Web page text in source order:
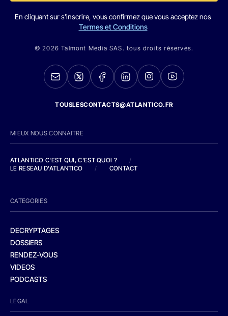
En cliquant sur s'inscrire, vous confirmez que vous acceptez nos
Termes et Conditions
© 2026 Talmont Media SAS. tous droits réservés.
TOUSLESCONTACTS@ATLANTICO.FR
MIEUX NOUS CONNAITRE
ATLANTICO C'EST QUI, C'EST QUOI ?
/
LE RESEAU D'ATLANTICO
/ CONTACT
CATEGORIES
DECRYPTAGES
DOSSIERS
RENDEZ-VOUS
VIDEOS
PODCASTS
LEGAL